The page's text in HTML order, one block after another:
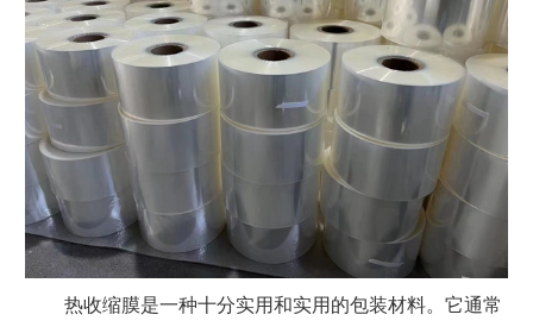
设备展示
新闻中心
厂房厂景
荣誉资质
联系我们
热收缩膜是一种十分实用和实用的包装材料。它通常